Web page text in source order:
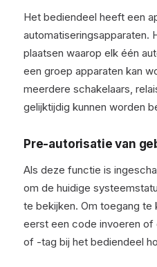
Het bediendeel heeft een
automatiseringsapparaten.
plaatsen waarop elk één
een groep apparaten kan
meerdere schakelaars,
gelijktijdig kunnen worden
Pre-autorisatie van
Als deze functie is
om de huidige
te bekijken. Om toegang
eerst een code invoeren of
of -tag bij het bediendeel